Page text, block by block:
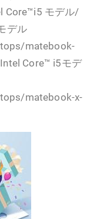
Core™i5 モデル/
デル
matebook-
Core™ i5モデ
matebook-x-